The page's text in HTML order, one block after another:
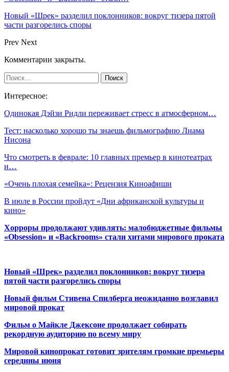
Новый «Шрек» разделил поклонников: вокруг тизера пятой
части разгорелись споры
Prev Next
Комментарии закрыты.
Интересное:
Одинокая Дэйзи Ридли переживает стресс в атмосферном…
Тест: насколько хорошо ты знаешь фильмографию Лиама
Нисона
Что смотреть в феврале: 10 главных премьер в кинотеатрах
и…
«Очень плохая семейка»: Рецензия Киноафиши
В июле в России пройдут «Дни африканской культуры и
кино»
Хорроры продолжают удивлять: малобюджетные фильмы
«Obsession» и «Backrooms» стали хитами мирового проката
Новый «Шрек» разделил поклонников: вокруг тизера
пятой части разгорелись споры
Новый фильм Стивена Спилберга неожиданно возглавил
мировой прокат
Фильм о Майкле Джексоне продолжает собирать
рекордную аудиторию по всему миру
Мировой кинопрокат готовит зрителям громкие премьеры
середины июня